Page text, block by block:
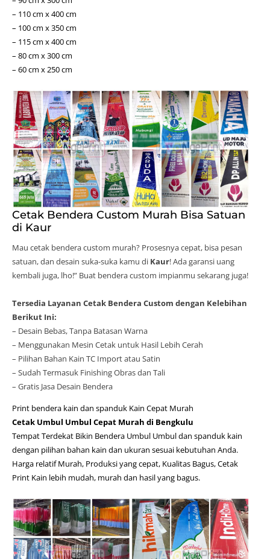
– 110 cm x 400 cm
– 100 cm x 350 cm
– 115 cm x 400 cm
– 80 cm x 300 cm
– 60 cm x 250 cm
Cetak Bendera Custom Murah Bisa Satuan
di Kaur
Mau cetak bendera custom murah? Prosesnya cepat, bisa pesan
satuan, dan desain suka-suka kamu di Kaur! Ada garansi uang
kembali juga, lho!” Buat bendera custom impianmu sekarang juga!
Tersedia Layanan Cetak Bendera Custom dengan Kelebihan
Berikut Ini:
– Desain Bebas, Tanpa Batasan Warna
– Menggunakan Mesin Cetak untuk Hasil Lebih Cerah
– Pilihan Bahan Kain TC Import atau Satin
– Sudah Termasuk Finishing Obras dan Tali
– Gratis Jasa Desain Bendera
Print bendera kain dan spanduk Kain Cepat Murah
Cetak Umbul Umbul Cepat Murah di Bengkulu
Tempat Terdekat Bikin Bendera Umbul Umbul dan spanduk kain
dengan pilihan bahan kain dan ukuran sesuai kebutuhan Anda.
Harga relatif Murah, Produksi yang cepat, Kualitas Bagus, Cetak
Print Kain lebih mudah, murah dan hasil yang bagus.